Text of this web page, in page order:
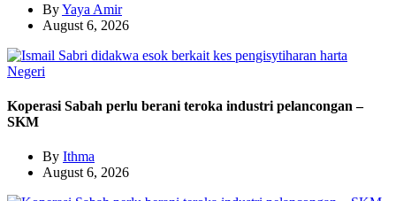
ByYaya Amir
August 6, 2026
Negeri
Koperasi Sabah perlu berani teroka industri pelancongan –
SKM
By Ithma
August 6, 2026